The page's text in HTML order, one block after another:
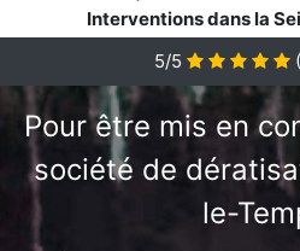
Interventions dans la
5/5
(
Pour être mis en
société de
le-